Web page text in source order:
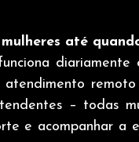
até
diariamente
– todas
e acompanhar a